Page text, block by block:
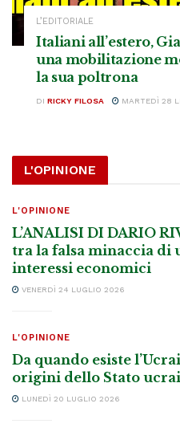
L’EDITORIALE
Italiani all’estero,
una mobilitazione
la sua poltrona
DI RICKY FILOSA MARTEDÌ 28
L'OPINIONE
L'OPINIONE
L’ANALISI DI DARIO
tra la falsa minaccia di
interessi economici
VENERDÌ 24 LUGLIO 2026
L'OPINIONE
Da quando esiste
origini dello Stato
LUNEDÌ 20 LUGLIO 2026